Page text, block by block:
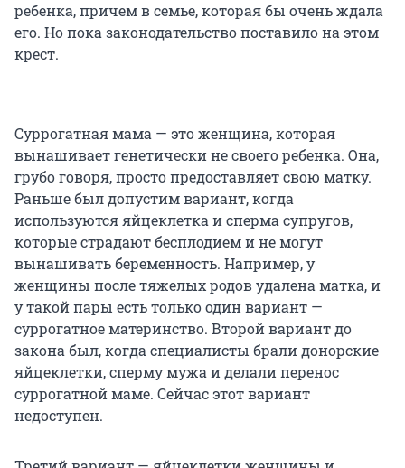
ребенка, причем в семье, которая бы очень ждала
его. Но пока законодательство поставило на этом
крест.
Суррогатная мама — это женщина, которая
вынашивает генетически не своего ребенка. Она,
грубо говоря, просто предоставляет свою матку.
Раньше был допустим вариант, когда
используются яйцеклетка и сперма супругов,
которые страдают бесплодием и не могут
вынашивать беременность. Например, у
женщины после тяжелых родов удалена матка, и
у такой пары есть только один вариант —
суррогатное материнство. Второй вариант до
закона был, когда специалисты брали донорские
яйцеклетки, сперму мужа и делали перенос
суррогатной маме. Сейчас этот вариант
недоступен.